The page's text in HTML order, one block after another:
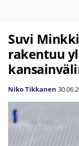
Suvi
rakentuu
Niko Tikkanen